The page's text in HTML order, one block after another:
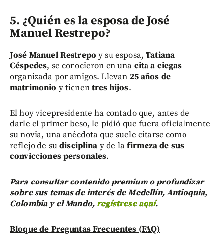
5. ¿Quién es la esposa de José
Manuel Restrepo?
José Manuel Restrepo y su esposa,Tatiana
Céspedes, se conocieron en una cita a ciegas
organizada por amigos. Llevan 25 años de
matrimonio y tienentres hijos.
El hoy vicepresidente ha contado que, antes de
darle el primer beso, le pidió que fuera oficialmente
su novia, una anécdota que suele citarse como
reflejo de sudisciplina y de lafirmeza de sus
convicciones personales.
Para consultar contenido premium o profundizar
sobre sus temas de interés de Medellín, Antioquia,
Colombia y el Mundo,regístrese aquí.
Bloque de Preguntas Frecuentes (FAQ)